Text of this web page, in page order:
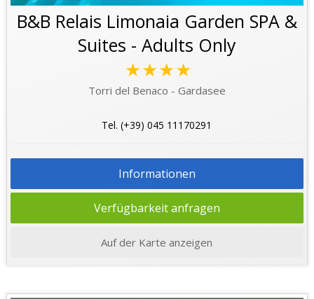
B&B Relais Limonaia Garden SPA &
Suites - Adults Only
★★★★
Torri del Benaco - Gardasee
Tel. (+39) 045 11170291
Informationen
Verfügbarkeit anfragen
Auf der Karte anzeigen